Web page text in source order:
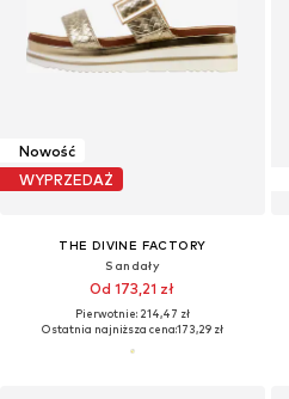
Nowość
WYPRZEDAŻ
THE DIVINE FACTORY
Sandały
Od 173,21 zł
Pierwotnie: 214,47 zł
Ostatnia najniższa cena:173,29 zł